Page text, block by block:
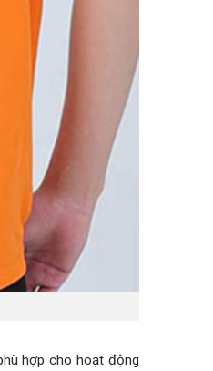
hợp cho hoạt động